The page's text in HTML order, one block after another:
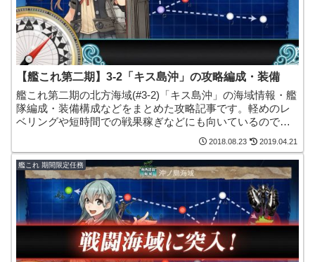
【艦これ第二期】3-2「キス島沖」の攻略編成・装備
艦これ第二期の北方海域(#3-2)「キス島沖」の海域情報・艦
隊編成・装備構成などをまとめた攻略記事です。軽めのレ
ベリングや短時間での戦果稼ぎなどにも向いているので活
2018.08.23 2019.04.21
艦これ 期間限定任務